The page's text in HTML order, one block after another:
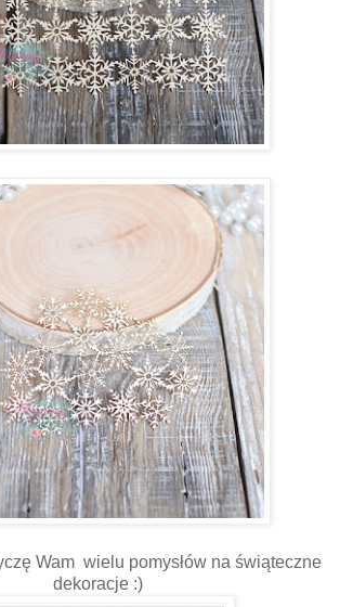
Wam wielu pomysłów na świąteczne
dekoracje :)